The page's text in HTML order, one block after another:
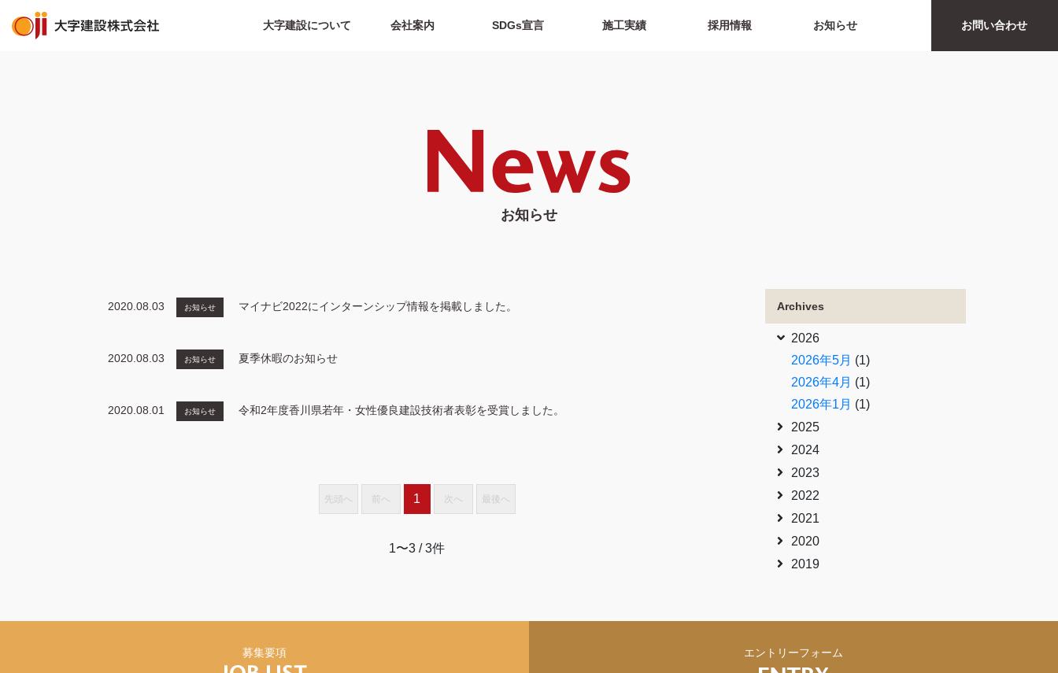
大字建設について 会社案内 SDGs宣言 施工実績 採用情報 お知らせ お問い合わせ
お知らせ
2020.08.03 お知らせ マイナビ2022にインターンシップ情報を掲載しました。
2020.08.03 お知らせ 夏季休暇のお知らせ
2020.08.01 お知らせ 令和2年度香川県若年・女性優良建設技術者表彰を受賞しました。
先頭へ 前へ 1 次へ 最後へ
1〜3 / 3件
Archives
2026
2026年5月 (1)
2026年4月 (1)
2026年1月 (1)
2025
2024
2023
2022
2021
2020
2019
募集要項 エントリーフォーム